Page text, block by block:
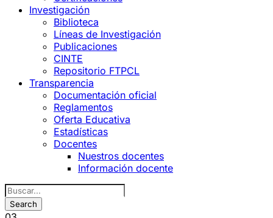
Investigación
Biblioteca
Líneas de Investigación
Publicaciones
CINTE
Repositorio FTPCL
Transparencia
Documentación oficial
Reglamentos
Oferta Educativa
Estadísticas
Docentes
Nuestros docentes
Información docente